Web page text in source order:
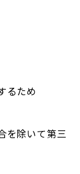
るため
を除いて第三